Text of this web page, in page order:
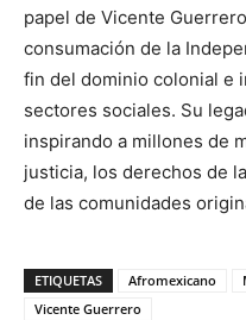
papel de Vicente
consumación de la
fin del dominio colonial e
sectores sociales. Su
inspirando a millones de
justicia, los derechos de
de las comunidades
ETIQUETAS Afromexicano
Vicente Guerrero